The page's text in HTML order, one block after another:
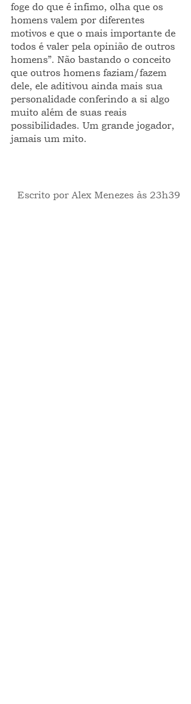
foge do que é ínfimo, olha que os
homens valem por diferentes
motivos e que o mais importante de
todos é valer pela opinião de outros
homens”. Não bastando o conceito
que outros homens faziam/fazem
dele, ele aditivou ainda mais sua
personalidade conferindo a si algo
muito além de suas reais
possibilidades. Um grande jogador,
jamais um mito.
Escrito por Alex Menezes às 23h39